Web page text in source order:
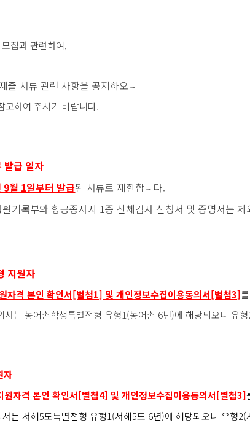
집과 관련하여,
출 서류 관련 사항을 공지하오니
고하여 주시기 바랍니다.
발급 일자
월 1일부터 발급된 서류로 제한합니다.
기록부와 항공종사자 1종 신체검사 신청서 및 증명서는 제
지원자
자격 본인 확인서[별첨1] 및 개인정보수집이용동의서[별첨3]
는 농어촌학생특별전형 유형1(농어촌 6년)에 해당되오니 유
자
원자격 본인 확인서[별첨4] 및 개인정보수집이용동의서[별첨3]
는 서해5도특별전형 유형1(서해5도 6년)에 해당되오니 유형